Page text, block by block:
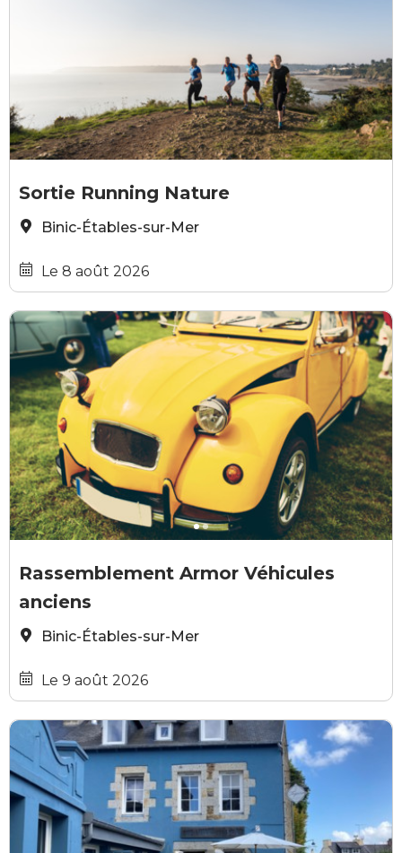
Sortie Running Nature
Binic-Étables-sur-Mer
Le 8 août 2026
Rassemblement Armor Véhicules
anciens
Binic-Étables-sur-Mer
Le 9 août 2026